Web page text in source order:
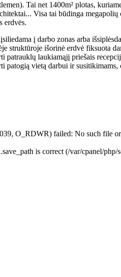
Tai net 1400m² plotas,
Visa tai būdinga
erdvės.
į darbo zonas arba
išorinė erdvė fiksuota
laukiamąjį priešais
patogią vietą darbui ir susitikimams,
O_RDWR) failed: No such file
is correct (/var/cpanel/php/